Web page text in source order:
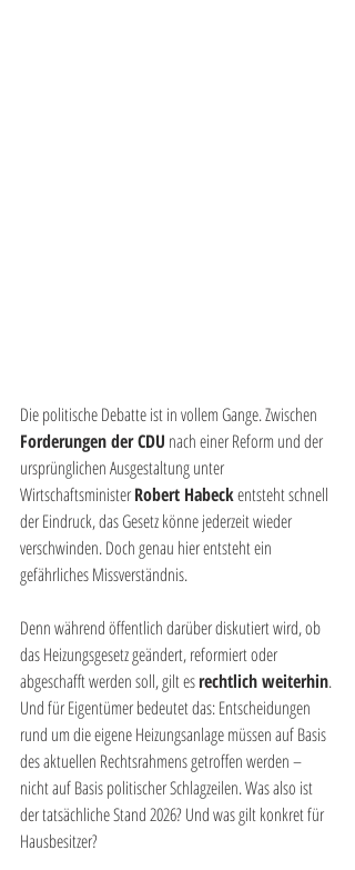
Die politische Debatte ist in vollem Gange. Zwischen
Forderungen der CDU nach einer Reform und der
ursprünglichen Ausgestaltung unter
Wirtschaftsminister Robert Habeck entsteht schnell
der Eindruck, das Gesetz könne jederzeit wieder
verschwinden. Doch genau hier entsteht ein
gefährliches Missverständnis.
Denn während öffentlich darüber diskutiert wird, ob
das Heizungsgesetz geändert, reformiert oder
abgeschafft werden soll, gilt es rechtlich weiterhin.
Und für Eigentümer bedeutet das: Entscheidungen
rund um die eigene Heizungsanlage müssen auf Basis
des aktuellen Rechtsrahmens getroffen werden –
nicht auf Basis politischer Schlagzeilen. Was also ist
der tatsächliche Stand 2026? Und was gilt konkret für
Hausbesitzer?